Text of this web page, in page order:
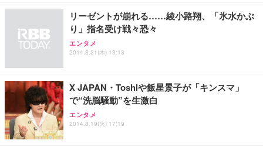
リーゼントが崩れる……綾小路翔、「氷水かぶ
り」指名受け戦々恐々
エンタメ
2014.8.21(木) 13:13
X JAPAN・Toshlや飯星景子が「キンスマ」
で“洗脳騒動”を生激白
エンタメ
2014.8.19(火) 17:19